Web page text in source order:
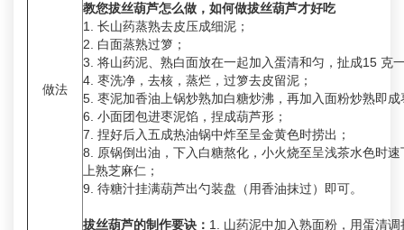
做法
教您拔丝葫芦怎么做，如何做拔丝葫芦才好吃
1. 长山药蒸熟去皮压成细泥；
2. 白面蒸熟过箩；
3. 将山药泥、熟白面放在一起加入蛋清和匀，扯成15 克
4. 枣洗净，去核，蒸烂，过箩去皮留泥；
5. 枣泥加香油上锅炒熟加白糖炒沸，再加入面粉炒熟即成
6. 小面团包进枣泥馅，捏成葫芦形；
7. 捏好后入五成热油锅中炸至呈金黄色时捞出；
8. 原锅倒出油，下入白糖熬化，小火烧至呈浅茶水色时
上熟芝麻仁；
9. 待糖汁挂满葫芦出勺装盘（用香油抹过）即可。
拔丝葫芦的制作要诀： 1. 山药泥中加入熟面粉，用蛋清